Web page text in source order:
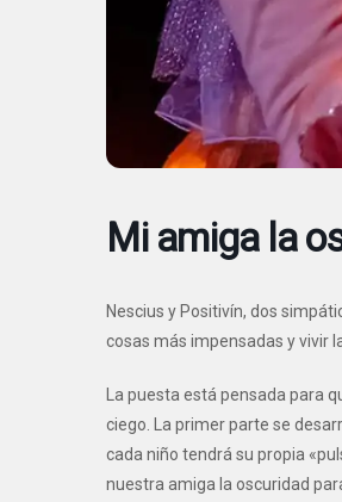
Mi amiga la
Nescius y Positivín, dos
cosas más impensadas y vivir
La puesta está pensada para
ciego. La primer parte se
cada niño tendrá su propia
nuestra amiga la oscuridad